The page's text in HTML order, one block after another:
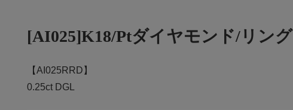
[AI025]K18/Ptダイヤモンド/リング
【AI025RRD】
0.25ct DGL